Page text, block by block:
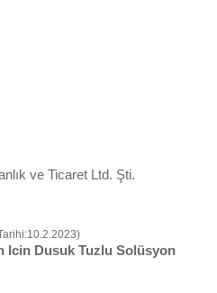
ve Ticaret Ltd. Şti.
Icin Dusuk Tuzlu Solüsyon